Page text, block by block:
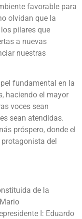
favorable para
olvidan que la
pilares que
a nuevas
nuestras
fundamental en la
haciendo el mayor
voces sean
sean atendidas.
próspero, donde el
del
de la
I: Eduardo